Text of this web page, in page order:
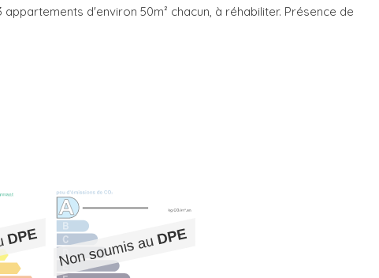
appartements d'environ 50m² chacun, à réhabiliter. Présence de